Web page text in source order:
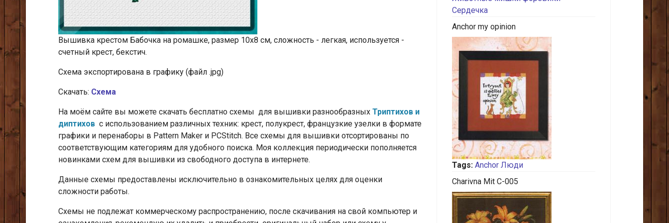
Вышивка крестом Бабочка на ромашке, размер 10х8 см, сложность - легкая, используется -
счетный крест, бекстич.
Cхема экспортирована в графику (файл .jpg)
Скачать: Схема
На моём сайте вы можете скачать бесплатно схемы для вышивки разнообразных Триптихов и
диптихов с использованием различных техник: крест, полукрест, французкие узелки в формате
графики и перенаборы в Pattern Maker и PCStitch. Все схемы для вышивки отсортированы по
соответствующим категориям для удобного поиска. Моя коллекция периодически пополняется
новинками схем для вышивки из свободного доступа в интернете.
Данные схемы предоставлены исключительно в ознакомительных целях для оценки
сложности работы.
Схемы не подлежат коммерческому распространению, после скачивания на свой компьютер и
Сердечка
Anchor my opinion
Tags: Anchor Люди
Charivna Mit C-005